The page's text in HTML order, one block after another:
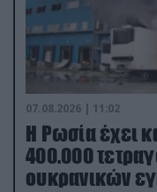
07.08.2026 | 11:02
Η Ρωσία έχει
400.000
ουκρανικών